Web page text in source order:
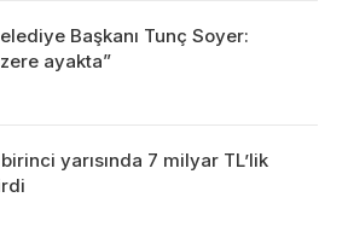
Başkanı Tunç Soyer:
ayakta”
yarısında 7 milyar TL’lik